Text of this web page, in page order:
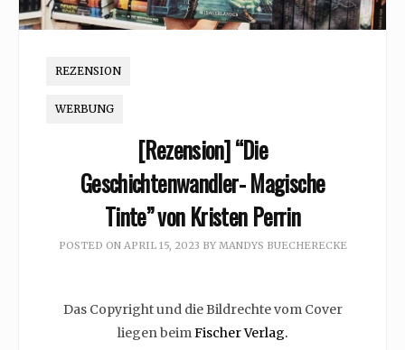
REZENSION
WERBUNG
[Rezension] “Die
Geschichtenwandler- Magische
Tinte” von Kristen Perrin
POSTED ON APRIL 15, 2023 BY MANDYS BUECHERECKE
Das Copyright und die Bildrechte vom Cover
liegen beimFischer Verlag.